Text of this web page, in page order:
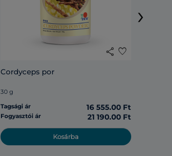
share favorite
Cordyceps por
30 g
Tagsági ár
16 555.00 Ft
Fogyasztói ár 21 190.00 Ft
Kosárba
›